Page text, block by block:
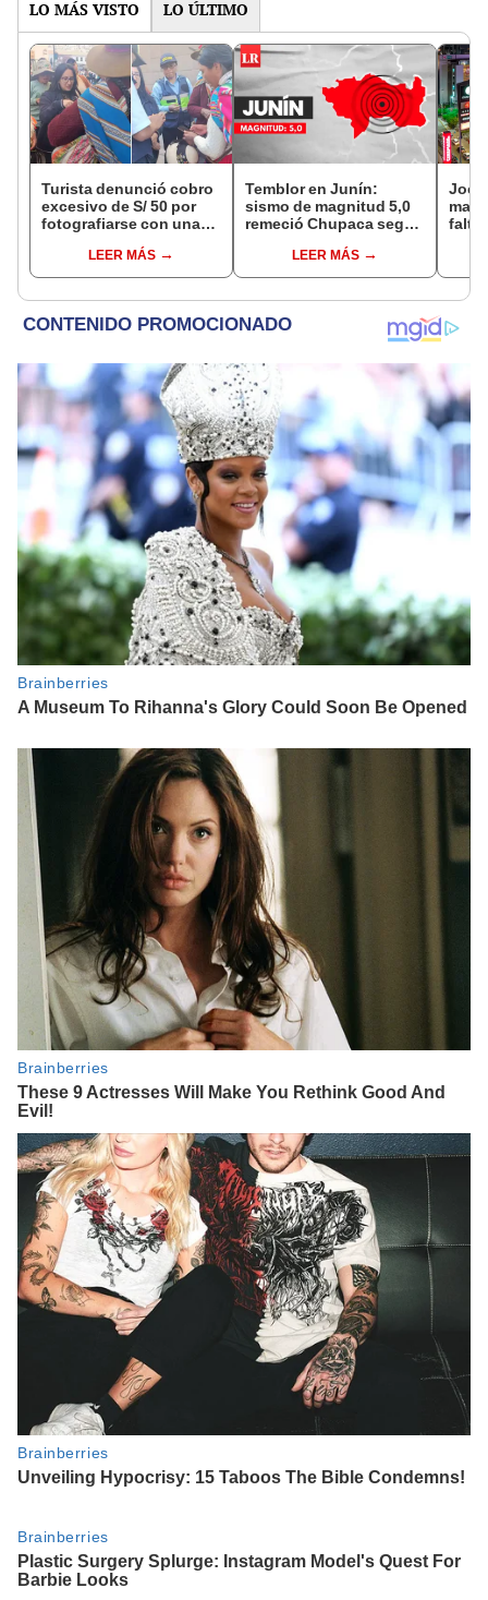
LO MÁS VISTO LO ÚLTIMO
Turista denunció cobro
excesivo de S/ 50 por
fotografiarse con una
Serenazgo recuperó el
dinero
LEER MÁS
Temblor en Junín:
sismo de magnitud 5,0
remeció Chupaca según
LEER MÁS
falta